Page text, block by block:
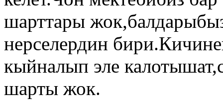
шарттары
нерселердин
кыйналып эле
шарты жок.